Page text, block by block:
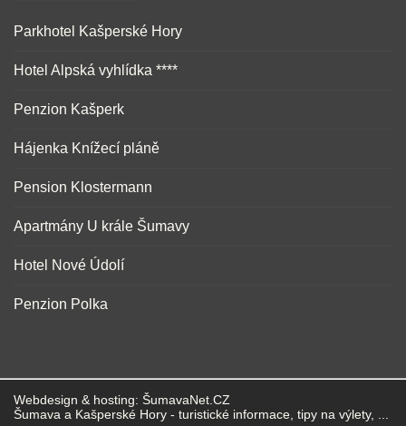
Parkhotel Kašperské Hory
Hotel Alpská vyhlídka ****
Penzion Kašperk
Hájenka Knížecí pláně
Pension Klostermann
Apartmány U krále Šumavy
Hotel Nové Údolí
Penzion Polka
Webdesign & hosting: ŠumavaNet.CZ
Šumava a Kašperské Hory - turistické informace, tipy na výlety, ...